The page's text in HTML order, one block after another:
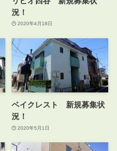
況！
2020年4月18日
ベイクレスト 新規募集状
況！
2020年5月1日